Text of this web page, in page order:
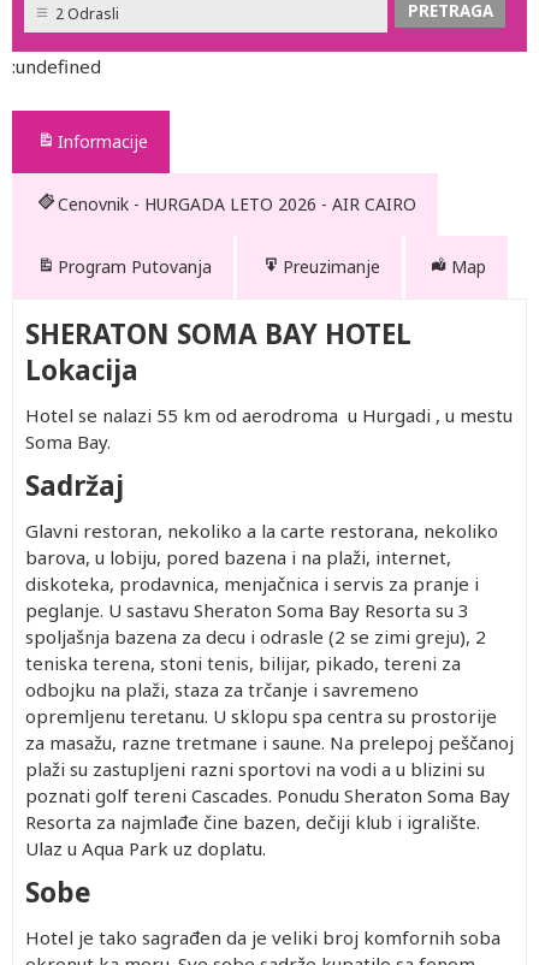
2 Odrasli
:undefined
Informacije
Cenovnik - HURGADA LETO 2026 - AIR CAIRO
Program Putovanja Preuzimanje Map
SHERATON SOMA BAY HOTEL
Lokacija
Hotel se nalazi 55 km od aerodroma u Hurgadi , u mestu
Soma Bay.
Sadržaj
Glavni restoran, nekoliko a la carte restorana, nekoliko
barova, u lobiju, pored bazena i na plaži, internet,
diskoteka, prodavnica, menjačnica i servis za pranje i
peglanje. U sastavu Sheraton Soma Bay Resorta su 3
spoljašnja bazena za decu i odrasle (2 se zimi greju), 2
teniska terena, stoni tenis, bilijar, pikado, tereni za
odbojku na plaži, staza za trčanje i savremeno
opremljenu teretanu. U sklopu spa centra su prostorije
za masažu, razne tretmane i saune. Na prelepoj peščanoj
plaži su zastupljeni razni sportovi na vodi a u blizini su
poznati golf tereni Cascades. Ponudu Sheraton Soma Bay
Resorta za najmlađe čine bazen, dečiji klub i igralište.
Ulaz u Aqua Park uz doplatu.
Sobe
Hotel je tako sagrađen da je veliki broj komfornih soba